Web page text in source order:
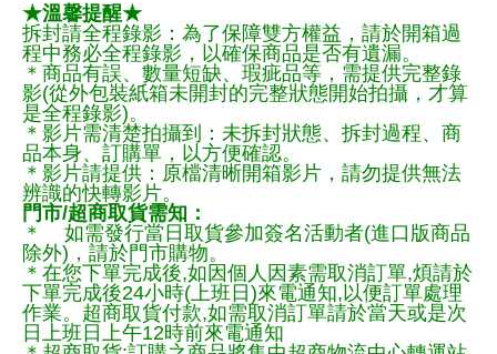
★溫馨提醒★
拆封請全程錄影：為了保障雙方權益，請於開箱過
程中務必全程錄影，以確保商品是否有遺漏。
＊商品有誤、數量短缺、瑕疵品等，需提供完整錄
影(從外包裝紙箱未開封的完整狀態開始拍攝，才算
是全程錄影)。
＊影片需清楚拍攝到：未拆封狀態、拆封過程、商
品本身、訂購單，以方便確認。
＊影片請提供：原檔清晰開箱影片，請勿提供無法
辨識的快轉影片。
門市/超商取貨需知：
＊ 如需發行當日取貨參加簽名活動者(進口版商品
除外)，請於門市購物。
＊在您下單完成後,如因個人因素需取消訂單,煩請於
下單完成後24小時(上班日)來電通知,以便訂單處理
作業。超商取貨付款,如需取消訂單請於當天或是次
日上班日上午12時前來電通知